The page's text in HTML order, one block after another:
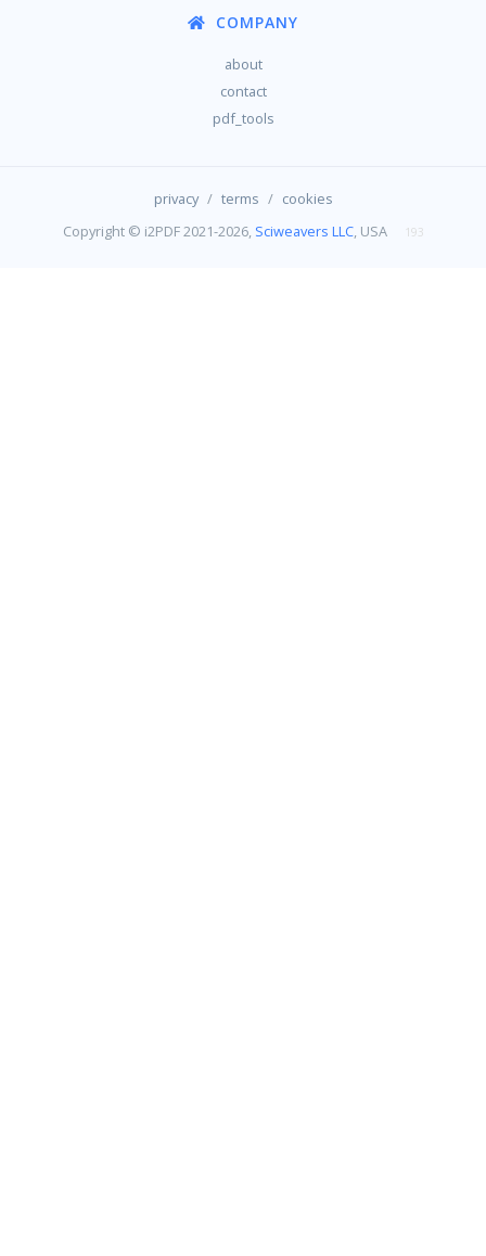
COMPANY
about
contact
pdf_tools
privacy / terms / cookies
Copyright © i2PDF 2021-2026, Sciweavers LLC, USA 193